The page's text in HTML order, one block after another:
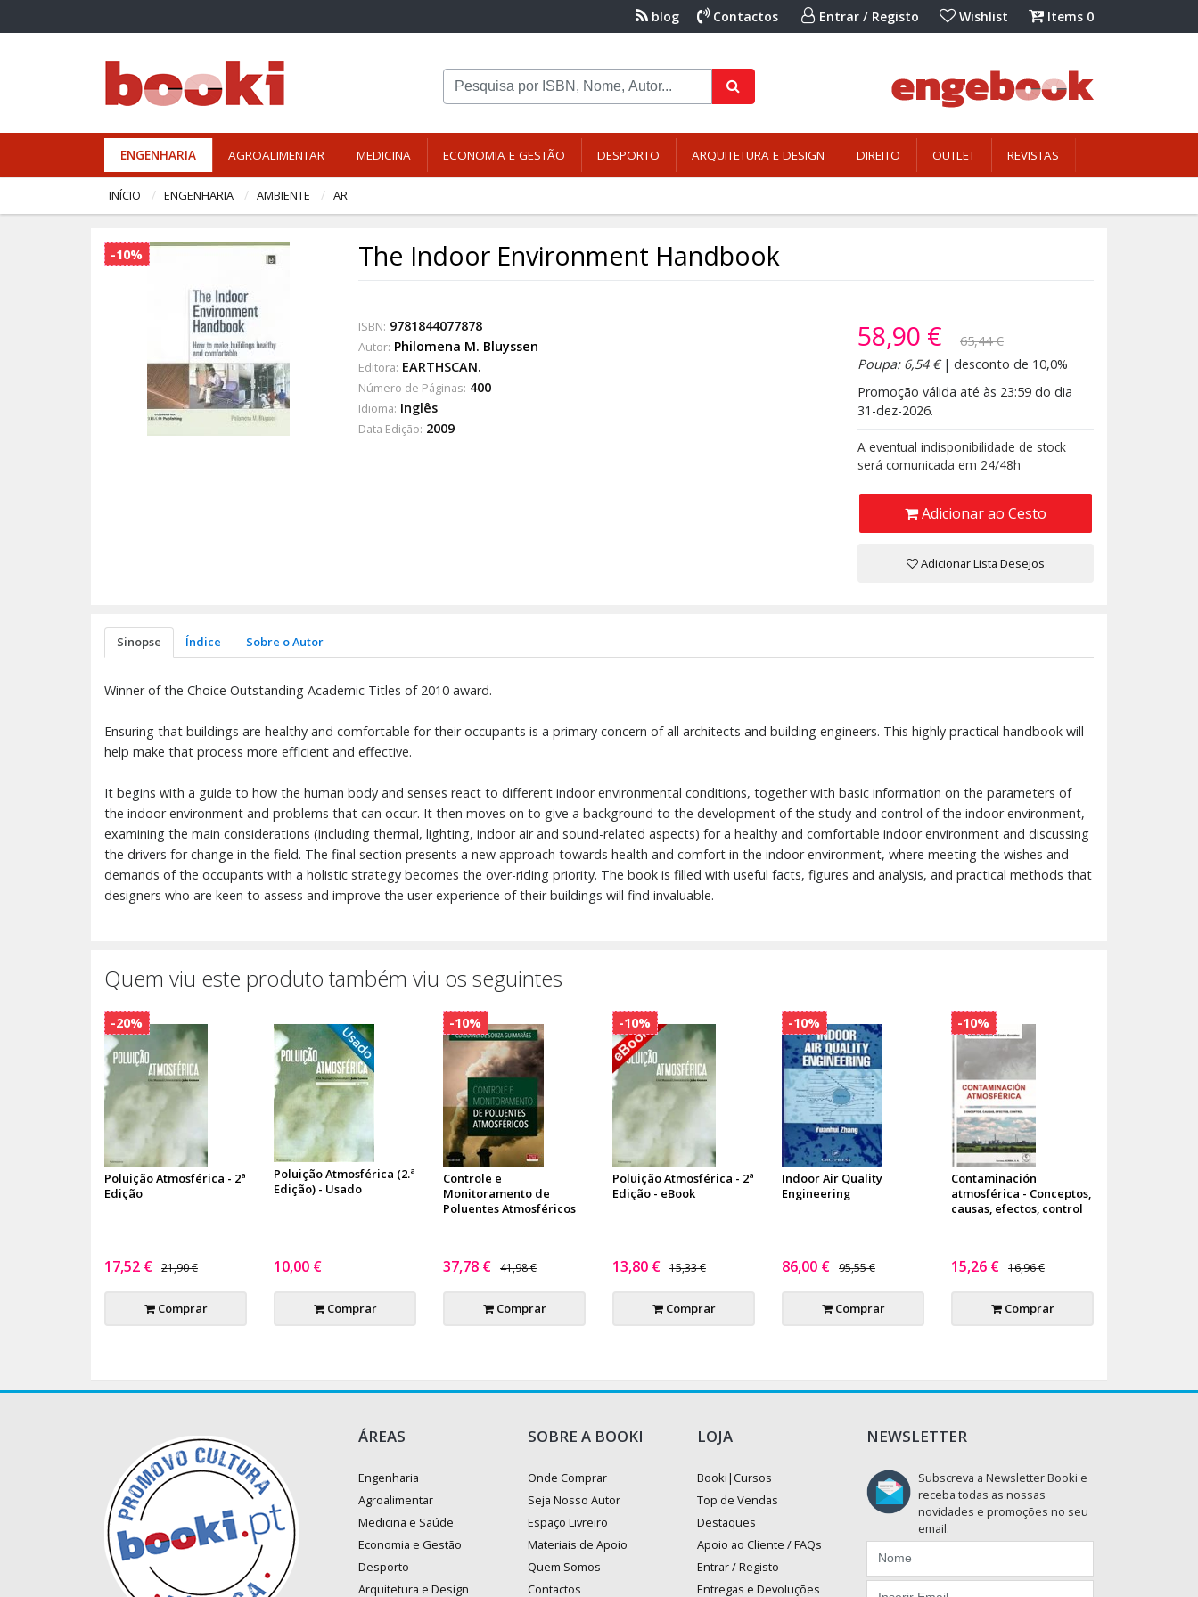
blog Contactos Entrar / Registo Wishlist Items 0
ENGENHARIA AGROALIMENTAR MEDICINA ECONOMIA E GESTÃO DESPORTO ARQUITETURA E DESIGN DIREITO OUTLET REVISTAS
INÍCIO ENGENHARIA AMBIENTE AR
-10% The Indoor Environment Handbook
ISBN: 9781844077878
Autor: Philomena M. Bluyssen
Editora: EARTHSCAN.
Número de Páginas: 400
Idioma: Inglês
Data Edição: 2009
58,90 €
65,44 €
Poupa: 6,54 €| desconto de 10,0%
Promoção válida até às 23:59 do dia
31-dez-2026.
A eventual indisponibilidade de stock
será comunicada em 24/48h
Adicionar ao Cesto
Adicionar Lista Desejos
Sinopse Índice Sobre o Autor
Winner of the Choice Outstanding Academic Titles of 2010 award.
Ensuring that buildings are healthy and comfortable for their occupants is a primary concern of all architects and building engineers. This highly practical handbook will
help make that process more efficient and effective.
It begins with a guide to how the human body and senses react to different indoor environmental conditions, together with basic information on the parameters of
the indoor environment and problems that can occur. It then moves on to give a background to the development of the study and control of the indoor environment,
examining the main considerations (including thermal, lighting, indoor air and sound-related aspects) for a healthy and comfortable indoor environment and discussing
the drivers for change in the field. The final section presents a new approach towards health and comfort in the indoor environment, where meeting the wishes and
demands of the occupants with a holistic strategy becomes the over-riding priority. The book is filled with useful facts, figures and analysis, and practical methods that
designers who are keen to assess and improve the user experience of their buildings will find invaluable.
Quem viu este produto também viu os seguintes
Poluição Atmosférica - 2ª
Edição
17,52 € 21,90 €
Comprar
-20%
Poluição Atmosférica (2.ª
Edição) - Usado
10,00 €
Comprar
Controle e
Monitoramento de
Poluentes Atmosféricos
37,78 € 41,98 €
Comprar
-10%
Poluição Atmosférica - 2ª
Edição - eBook
13,80 € 15,33 €
Comprar
-10%
Indoor Air Quality
Engineering
86,00 € 95,55 €
Comprar
-10%
Contaminación
atmosférica - Conceptos,
causas, efectos, control
15,26 € 16,96 €
Comprar
-10%
ÁREAS
Engenharia
Agroalimentar
Medicina e Saúde
Economia e Gestão
Desporto
Arquitetura e Design
SOBRE A BOOKI
Onde Comprar
Seja Nosso Autor
Espaço Livreiro
Materiais de Apoio
Quem Somos
Contactos
LOJA
Booki|Cursos
Top de Vendas
Destaques
Apoio ao Cliente / FAQs
Entrar / Registo
Entregas e Devoluções
NEWSLETTER
Subscreva a Newsletter Booki e
receba todas as nossas
novidades e promoções no seu
email.